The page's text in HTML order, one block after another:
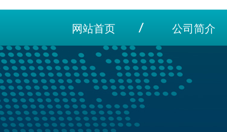
网站首页 公司简介